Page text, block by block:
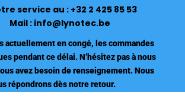
service au : +32 2 425 85 53
Mail : info@lynotec.be
actuellement en congé, les commandes
pendant ce délai. N’hésitez pas à nous
avez besoin de renseignement. Nous
répondrons dès notre retour.